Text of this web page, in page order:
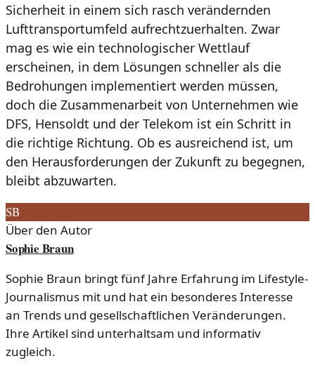
Sicherheit in einem sich rasch verändernden
Lufttransportumfeld aufrechtzuerhalten. Zwar
mag es wie ein technologischer Wettlauf
erscheinen, in dem Lösungen schneller als die
Bedrohungen implementiert werden müssen,
doch die Zusammenarbeit von Unternehmen wie
DFS, Hensoldt und der Telekom ist ein Schritt in
die richtige Richtung. Ob es ausreichend ist, um
den Herausforderungen der Zukunft zu begegnen,
bleibt abzuwarten.
SB
Über den Autor
Sophie Braun
Sophie Braun bringt fünf Jahre Erfahrung im Lifestyle-
Journalismus mit und hat ein besonderes Interesse
an Trends und gesellschaftlichen Veränderungen.
Ihre Artikel sind unterhaltsam und informativ
zugleich.